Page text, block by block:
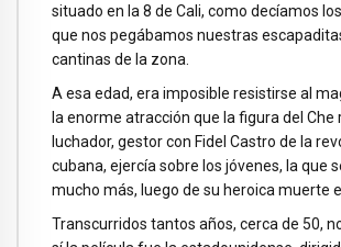
situado en la 8 de Cali, como decíamos
que nos pegábamos nuestras
cantinas de la zona.
A esa edad, era imposible resistirse al
la enorme atracción que la figura del Che
luchador, gestor con Fidel Castro de la
cubana, ejercía sobre los jóvenes, la que
mucho más, luego de su heroica muerte
Transcurridos tantos años, cerca de 50,